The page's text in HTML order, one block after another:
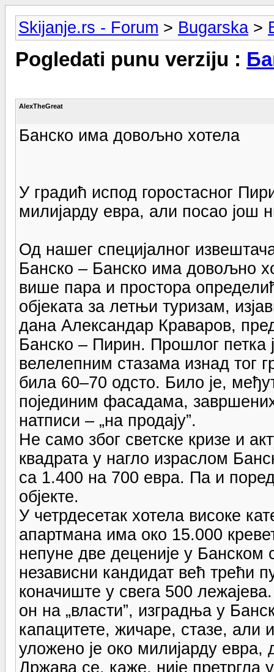
Skijanje.rs - Forum > Bugarska >
Pogledati punu verziju :
AlexTheGreat
Банско има довољно хотела
У градић испод горостасног
милијарду евра, али посао још
Од нашег специјалног
Банско – Банско има довољно
више пара и простора
објеката за летњи туризам,
дана Александар Краваров,
Банско – Пирин. Прошлог петка
велелепним стазама изнад тог
била 60–70 одсто. Било је,
појединим фасадама,
натписи – „на продају”.
Не само због светске кризе и
квадрата у нагло израслом
са 1.400 на 700 евра. Па и
објекте.
У четрдесетак хотела високе
апартмана има око 15.000
непуне две деценије у Банском
независни кандидат већ трећи
коначиште у свега 500
он на „власти”, изградња у
капацитете, жичаре, стазе, али
уложено је око милијарду евра,
Држава се, каже, није претргла